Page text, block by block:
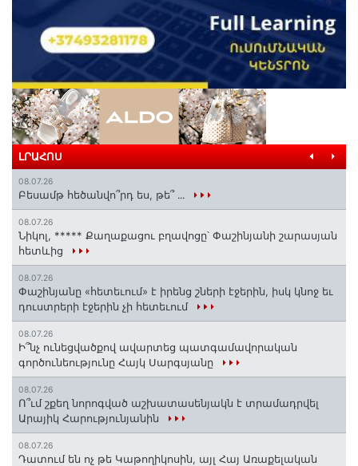
ԼՐԱՀՈՍ
08.07.26
Բեսամթ հեծանվո՞րդ ես, թե՞ ․․․
08.07.26
Նիկոլ, ***** Քաղաքացու բղավոցը՝ Փաշինյանի շարասյան
հետևից
08.07.26
Փաշինյանը «հետեւում» է իրենց շների էջերին, իսկ կնոջ եւ
դուստրերի էջերին չի հետեւում
08.07.26
Ի՞նչ ունեցվածքով ավարտեց պատգամավորական
գործունեությունը Հայկ Սարգսյանը
08.07.26
Ո՞ւմ շքեղ նորոգված աշխատասենյակն է տրամադրվել
Արայիկ Հարությունյանին
08.07.26
Դատում են ոչ թե Կաթողիկոսին, այլ Հայ Առաքելական